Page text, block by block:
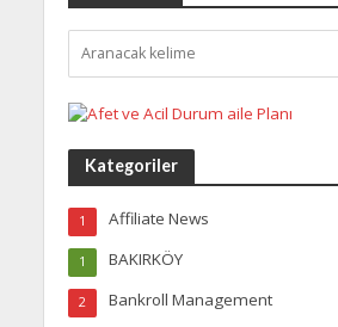
Kategoriler
Affiliate News
1
BAKIRKÖY
1
Bankroll Management
2